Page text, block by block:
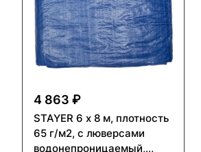
4 863 ₽
STAYER 6 х 8 м, плотность
65 г/м2, с люверсами
водонепроницаемый,